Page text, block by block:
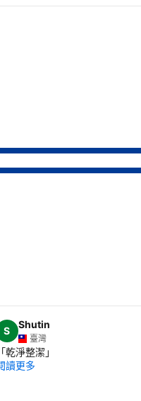
S
Shutin
臺灣
「乾淨整潔 」
讀更多